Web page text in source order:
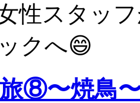
性スタッ
クへ😄
⑧〜焼鳥